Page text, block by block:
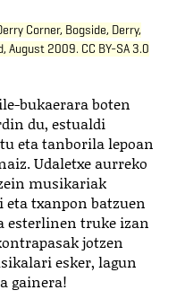
Corner, Bogside, Derry,
August 2009. CC BY-SA 3.0
bukaerara boten
du, estualdi
eta tanborila lepoan
Udaletxe aurreko
musikariak
txanpon batzuen
esterlinen truke izan
jotzen
esker, lagun
gainera!